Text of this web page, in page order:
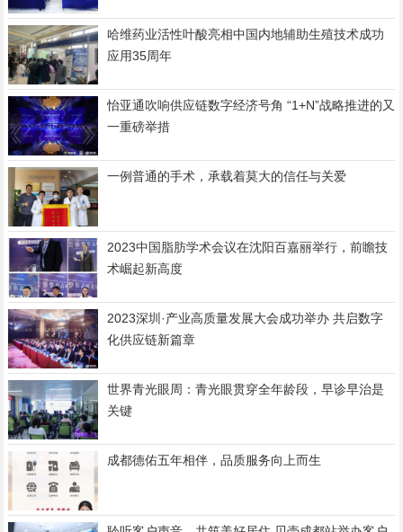
哈维药业活性叶酸亮相中国内地辅助生殖技术成功
应用35周年
怡亚通吹响供应链数字经济号角 “1+N”战略推进的又
一重磅举措
一例普通的手术，承载着莫大的信任与关爱
2023中国脂肪学术会议在沈阳百嘉丽举行，前瞻技
术崛起新高度
2023深圳·产业高质量发展大会成功举办 共启数字
化供应链新篇章
世界青光眼周：青光眼贯穿全年龄段，早诊早治是
关键
成都德佑五年相伴，品质服务向上而生